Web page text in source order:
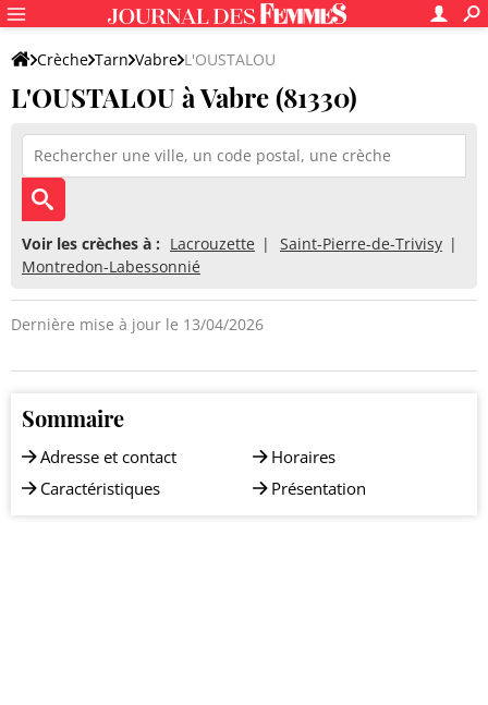
Crèche Tarn Vabre L'OUSTALOU
L'OUSTALOU à Vabre (81330)
Voir les crèches à : Lacrouzette
Saint-Pierre-de-Trivisy
Montredon-Labessonnié
Dernière mise à jour le 13/04/2026
Sommaire
Adresse et contact
Caractéristiques
Horaires
Présentation